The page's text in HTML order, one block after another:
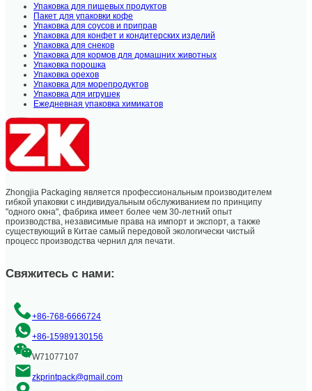
Упаковка для пищевых продуктов
Пакет для упаковки кофе
Упаковка для соусов и приправ
Упаковка для конфет и кондитерских изделий
Упаковка для снеков
Упаковка для кормов для домашних животных
Упаковка порошка
Упаковка орехов
Упаковка для морепродуктов
Упаковка для игрушек
Ежедневная упаковка химикатов
Zhongjia Packaging является профессиональным производителем
гибкой упаковки с индивидуальным обслуживанием по принципу
"одного окна", фабрика имеет более чем 30-летний опыт
производства, независимые права на импорт и экспорт, а также
существующий в Китае самый передовой экологически чистый
процесс производства чернил для печати.
Свяжитесь с нами:
+86-768-6666724
+86-15989130156
W71077107
zkprintpack@gmail.com